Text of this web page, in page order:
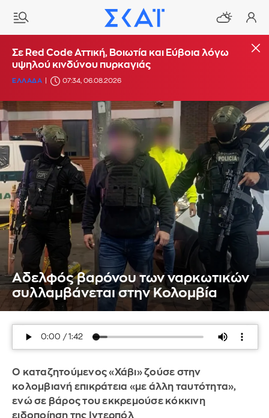
Σε Red Code Αττική, Βοιωτία και Εύβοια λόγω
υψηλού κινδύνου πυρκαγιάς
ΕΛΛΑΔΑ 07:34, 06.08.2026
Αδελφός βαρόνου των ναρκωτικών
συλλαμβάνεται στην Κολομβία
Ο καταζητούμενος «Χάβι» ζούσε στην
κολομβιανή επικράτεια «με άλλη ταυτότητα»,
ενώ σε βάρος του εκκρεμούσε κόκκινη
ειδοποίηση της Ιντερπόλ